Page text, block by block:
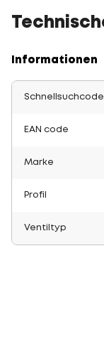
Informationen
Schnellsuchcode
EAN code
Marke
Profil
Ventiltyp